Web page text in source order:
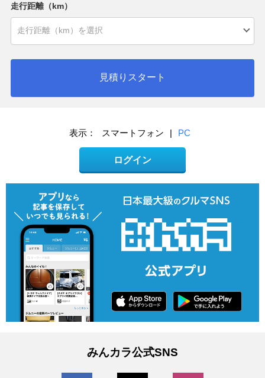
走行距離（km）
見積りスタート
表示： スマートフォン | PC
ログイン
みんカラ公式SNS